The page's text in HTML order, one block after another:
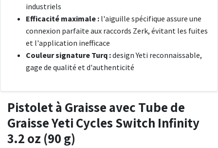
industriels
Efficacité maximale : l'aiguille spécifique assure une
connexion parfaite aux raccords Zerk, évitant les fuites
et l'application inefficace
Couleur signature Turq :design Yeti reconnaissable,
gage de qualité et d'authenticité
Pistolet à Graisse avec Tube de
Graisse Yeti Cycles Switch Infinity
3.2 oz (90 g)